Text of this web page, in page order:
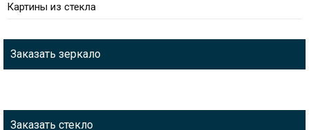
Картины из стекла
Заказать зеркало
Заказать стекло